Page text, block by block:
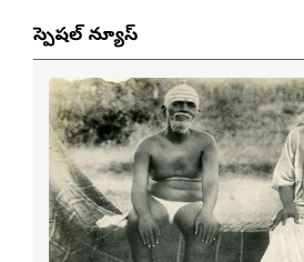
స్పెషల్ న్యూస్